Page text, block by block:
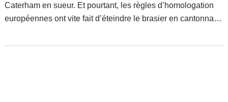
Caterham en sueur. Et pourtant, les règles d’homologation
européennes ont vite fait d’éteindre le brasier en cantonnant
une solution pour garder la flamme: les Cosworth Caterham